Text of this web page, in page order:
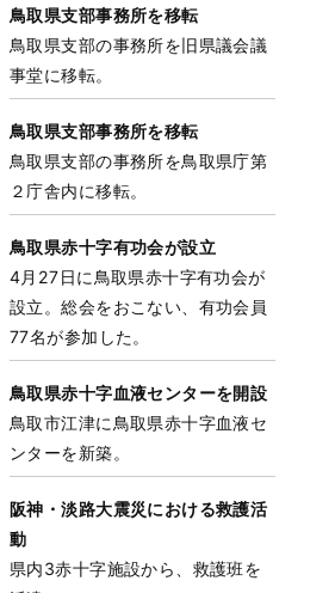
鳥取県支部事務所を移転
鳥取県支部の事務所を旧県議会議
事堂に移転。
鳥取県支部事務所を移転
鳥取県支部の事務所を鳥取県庁第
２庁舎内に移転。
鳥取県赤十字有功会が設立
4月27日に鳥取県赤十字有功会が
設立。総会をおこない、有功会員
77名が参加した。
鳥取県赤十字血液センターを開設
鳥取市江津に鳥取県赤十字血液セ
ンターを新築。
阪神・淡路大震災における救護活
動
県内3赤十字施設から、救護班を